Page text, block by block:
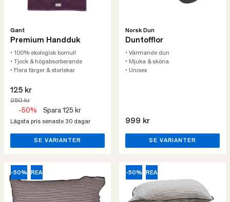
Gant
Premium Handduk
• 100% ekologisk bomull
• Tjock & högabsorberande
• Flera färger & storlekar
125 kr
250 kr
-50% Spara 125 kr
Lägsta pris senaste 30 dagar
SE VARIANTER
Norsk Dun
Duntofflor
• Värmande dun
• Mjuka & sköna
• Unisex
999 kr
SE VARIANTER
-50% REA -50% REA